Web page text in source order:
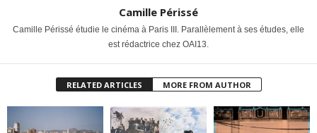
Camille Périssé
Camille Périssé étudie le cinéma à Paris III. Parallèlement à ses études, elle
est rédactrice chez OAI13.
RELATED ARTICLES MORE FROM AUTHOR